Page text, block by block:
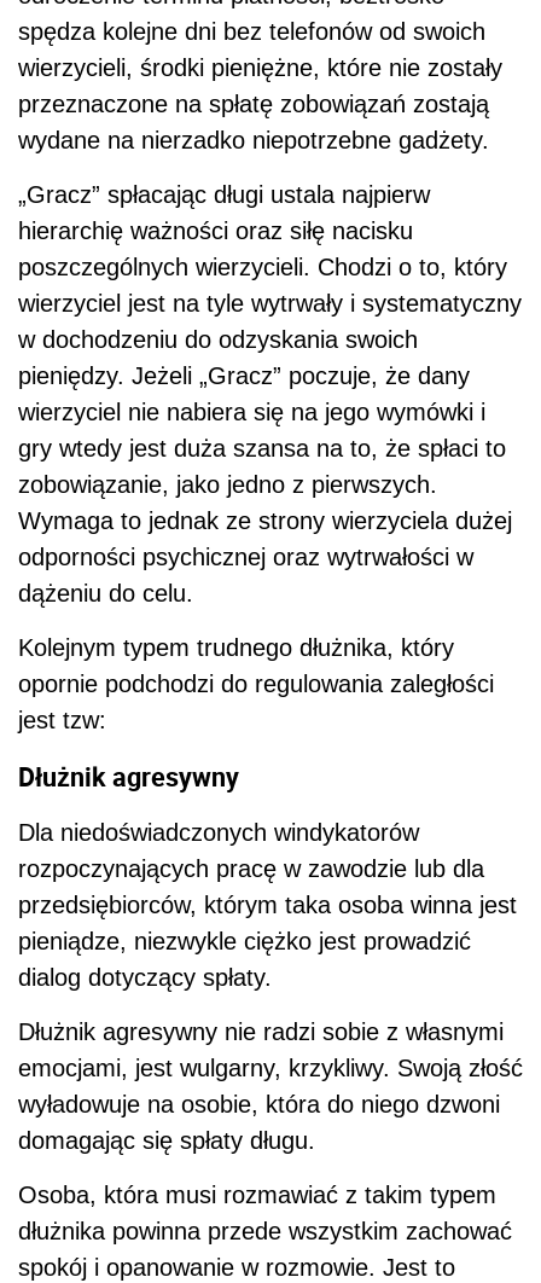
spędza kolejne dni bez telefonów od swoich
wierzycieli, środki pieniężne, które nie zostały
przeznaczone na spłatę zobowiązań zostają
wydane na nierzadko niepotrzebne gadżety.
„Gracz” spłacając długi ustala najpierw
hierarchię ważności oraz siłę nacisku
poszczególnych wierzycieli. Chodzi o to, który
wierzyciel jest na tyle wytrwały i systematyczny
w dochodzeniu do odzyskania swoich
pieniędzy. Jeżeli „Gracz” poczuje, że dany
wierzyciel nie nabiera się na jego wymówki i
gry wtedy jest duża szansa na to, że spłaci to
zobowiązanie, jako jedno z pierwszych.
Wymaga to jednak ze strony wierzyciela dużej
odporności psychicznej oraz wytrwałości w
dążeniu do celu.
Kolejnym typem trudnego dłużnika, który
opornie podchodzi do regulowania zaległości
jest tzw:
Dłużnik agresywny
Dla niedoświadczonych windykatorów
rozpoczynających pracę w zawodzie lub dla
przedsiębiorców, którym taka osoba winna jest
pieniądze, niezwykle ciężko jest prowadzić
dialog dotyczący spłaty.
Dłużnik agresywny nie radzi sobie z własnymi
emocjami, jest wulgarny, krzykliwy. Swoją złość
wyładowuje na osobie, która do niego dzwoni
domagając się spłaty długu.
Osoba, która musi rozmawiać z takim typem
dłużnika powinna przede wszystkim zachować
spokój i opanowanie w rozmowie. Jest to